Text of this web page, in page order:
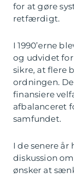
for at gøre
retfærdigt.
I 1990’erne
og udvidet
sikre, at flere
ordningen.
finansiere
afbalanceret
samfundet.
I de senere
diskussion
ønsker at